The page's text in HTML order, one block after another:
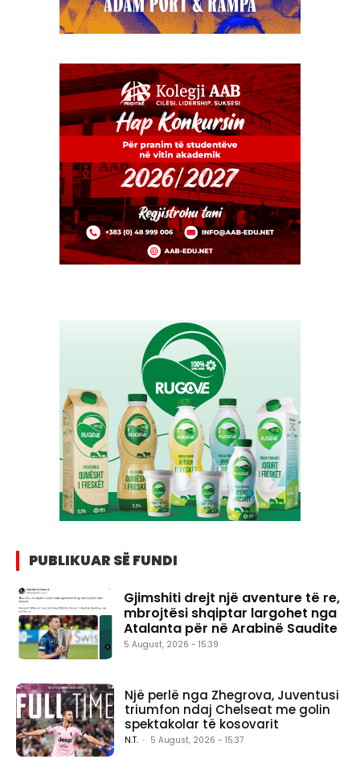
PUBLIKUAR SË FUNDI
Gjimshiti drejt një aventure të re,
mbrojtësi shqiptar largohet nga
Atalanta për në Arabinë Saudite
5 August, 2026 - 15:39
Një perlë nga Zhegrova, Juventusi
triumfon ndaj Chelseat me golin
spektakolar të kosovarit
N.T. - 5 August, 2026 - 15:37